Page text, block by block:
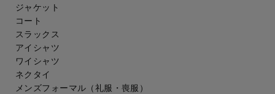
ジャケット
コート
スラックス
アイシャツ
ワイシャツ
ネクタイ
メンズフォーマル （礼服・喪服）